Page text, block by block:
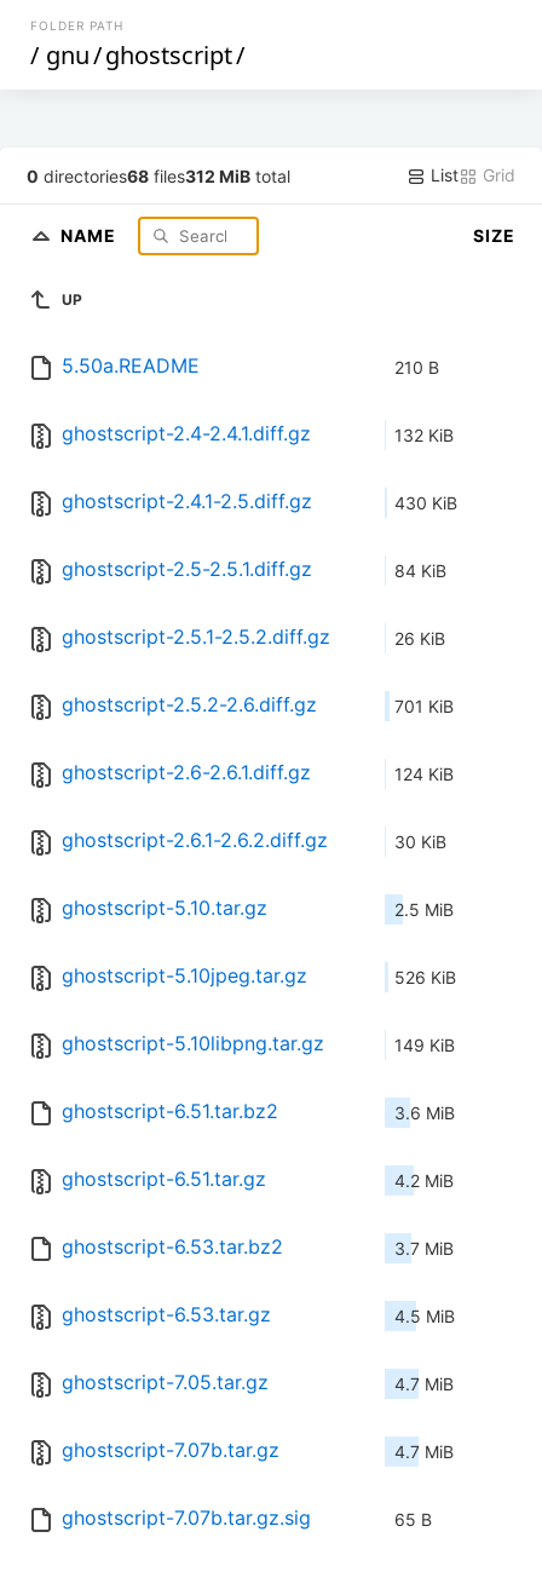
FOLDER PATH
/ gnu/ghostscript/
0 directories68 files312 MiB total List Grid
NAME SIZE
UP
5.50a.README 210 B
ghostscript-2.4-2.4.1.diff.gz 132 KiB
ghostscript-2.4.1-2.5.diff.gz 430 KiB
ghostscript-2.5-2.5.1.diff.gz 84 KiB
ghostscript-2.5.1-2.5.2.diff.gz 26 KiB
ghostscript-2.5.2-2.6.diff.gz 701 KiB
ghostscript-2.6-2.6.1.diff.gz 124 KiB
ghostscript-2.6.1-2.6.2.diff.gz 30 KiB
ghostscript-5.10.tar.gz 2.5 MiB
ghostscript-5.10jpeg.tar.gz 526 KiB
ghostscript-5.10libpng.tar.gz 149 KiB
ghostscript-6.51.tar.bz2 3.6 MiB
ghostscript-6.51.tar.gz 4.2 MiB
ghostscript-6.53.tar.bz2 3.7 MiB
ghostscript-6.53.tar.gz 4.5 MiB
ghostscript-7.05.tar.gz 4.7 MiB
ghostscript-7.07b.tar.gz 4.7 MiB
ghostscript-7.07b.tar.gz.sig 65 B